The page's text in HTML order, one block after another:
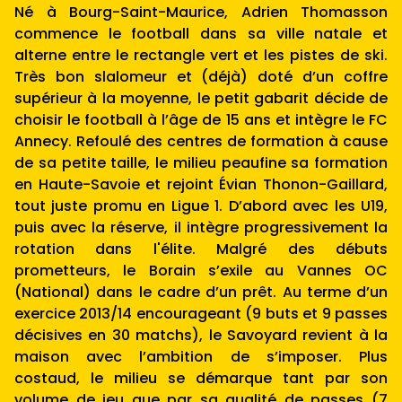
Né à Bourg-Saint-Maurice, Adrien Thomasson
commence le football dans sa ville natale et
alterne entre le rectangle vert et les pistes de ski.
Très bon slalomeur et (déjà) doté d’un coffre
supérieur à la moyenne, le petit gabarit décide de
choisir le football à l’âge de 15 ans et intègre le FC
Annecy. Refoulé des centres de formation à cause
de sa petite taille, le milieu peaufine sa formation
en Haute-Savoie et rejoint Évian Thonon-Gaillard,
tout juste promu en Ligue 1. D’abord avec les U19,
puis avec la réserve, il intègre progressivement la
rotation dans l'élite. Malgré des débuts
prometteurs, le Borain s’exile au Vannes OC
(National) dans le cadre d’un prêt. Au terme d’un
exercice 2013/14 encourageant (9 buts et 9 passes
décisives en 30 matchs), le Savoyard revient à la
maison avec l’ambition de s’imposer. Plus
costaud, le milieu se démarque tant par son